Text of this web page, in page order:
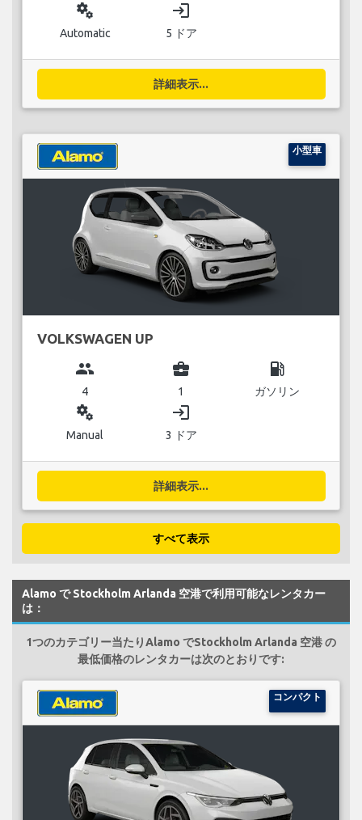
miscellaneous_services
Automatic
login
5 ドア
詳細表示...
小型車
VOLKSWAGEN UP
group
4
business_center
1
local_gas_station
ガソリン
miscellaneous_services
Manual
login
3 ドア
詳細表示...
すべて表示
Alamo で Stockholm Arlanda 空港で利用可能なレンタカー
は：
1つのカテゴリー当たりAlamo でStockholm Arlanda 空港 の
最低価格のレンタカーは次のとおりです:
コンパクト